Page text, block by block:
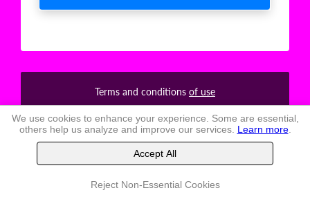
Terms and conditions of use
TheLastSeat , Ltd. -2026
We use cookies to enhance your experience. Some are essential,
others help us analyze and improve our services. Learn more.
Accept All
Reject Non-Essential Cookies